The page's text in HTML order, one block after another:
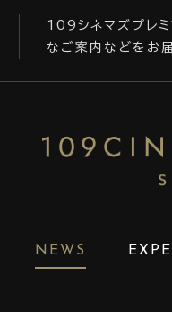
109シネマズプレミ
なご案内などをお届
NEWS